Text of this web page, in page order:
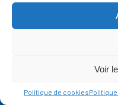
Voir
Politique de cookies
Ce site est protégé par
service